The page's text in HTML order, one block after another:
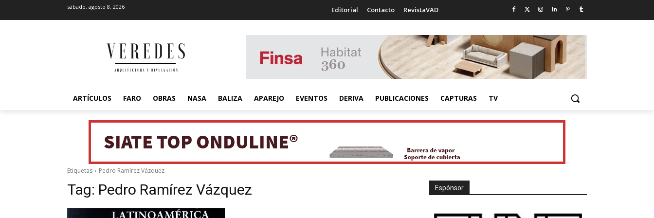
sábado, agosto 8, 2026 Editorial Contacto RevistaVAD
ARTÍCULOS FARO OBRAS NASA BALIZA APAREJO EVENTOS DERIVA PUBLICACIONES CAPTURAS TV
Etiquetas Pedro Ramírez Vázquez
Tag: Pedro Ramírez Vázquez Espónsor